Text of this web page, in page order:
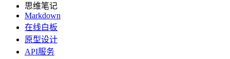
思维笔记
Markdown
在线白板
原型设计
API服务